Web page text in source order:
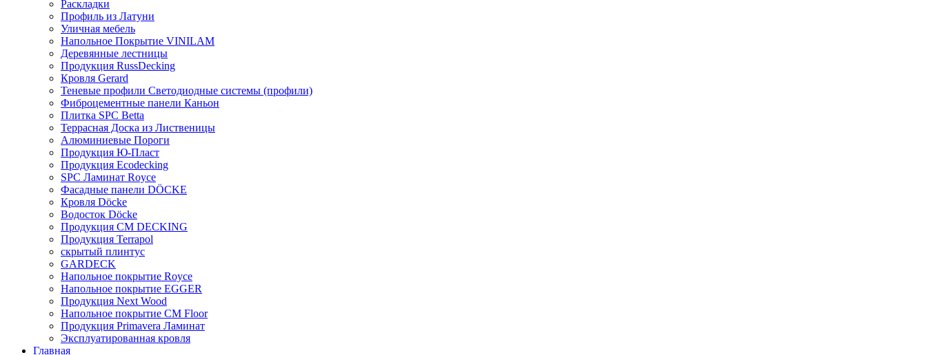
Раскладки
Профиль из Латуни
Уличная мебель
Напольное Покрытие VINILAM
Деревянные лестницы
Продукция RussDecking
Кровля Gerard
Теневые профили Светодиодные системы (профили)
Фиброцементные панели Каньон
Плитка SPC Betta
Террасная Доска из Лиственицы
Алюминиевые Пороги
Продукция Ю-Пласт
Продукция Ecodecking
SPC Ламинат Royce
Фасадные панели DÖCKE
Кровля Döcke
Водосток Döcke
Продукция CM DECKING
Продукция Terrapol
скрытый плинтус
GARDECK
Напольное покрытие Royce
Напольное покрытие EGGER
Продукция Next Wood
Напольное покрытие CM Floor
Продукция Primavera Ламинат
Эксплуатированная кровля
Главная